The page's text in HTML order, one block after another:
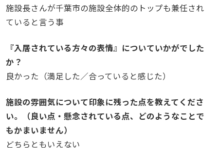
施設長さんが千葉市の施設全体的のトップも兼任され
ていると言う事
『入居されている方々の表情』についていかがでした
か？
良かった（満足した／合っていると感じた）
施設の雰囲気について印象に残った点を教えてくださ
い。（良い点・懸念されている点、どのようなことで
もかまいません）
どちらともいえない